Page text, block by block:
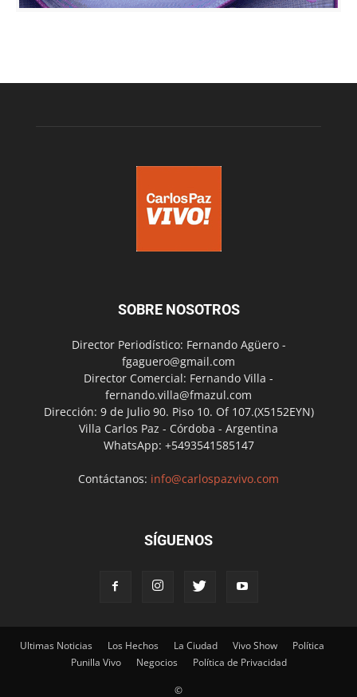
SOBRE NOSOTROS
Director Periodístico: Fernando Agüero -
fgaguero@gmail.com
Director Comercial: Fernando Villa -
fernando.villa@fmazul.com
Dirección: 9 de Julio 90. Piso 10. Of 107.(X5152EYN)
Villa Carlos Paz - Córdoba - Argentina
WhatsApp: +5493541585147
Contáctanos: info@carlospazvivo.com
SÍGUENOS
Ultimas Noticias Los Hechos La Ciudad Vivo Show
Política
Punilla Vivo
Negocios Política de Privacidad
©